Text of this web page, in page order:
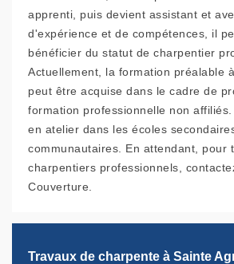
apprenti, puis devient assistant et
d'expérience et de compétences, il
bénéficier du statut de charpentier
Actuellement, la formation préalable
peut être acquise dans le cadre de
formation professionnelle non affiliés.
en atelier dans les écoles
communautaires. En attendant, pour
charpentiers professionnels,
Couverture.
Travaux de charpente à Sainte